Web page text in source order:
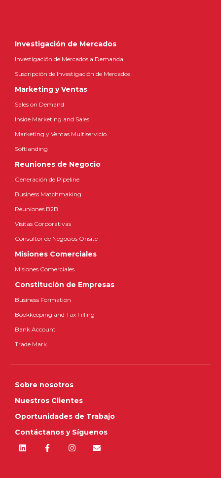
Investigación de Mercados
Investigación de Mercados a Demanda
Suscripción de Investigación de Mercados
Marketing y Ventas
Sales on Demand
Inside Marketing and Sales
Marketing y Ventas Multiservicio
Softlanding
Reuniones de Negocio
Generación de Pipeline
Business Matchmaking
Reuniones B2B
Visitas Corporativas
Consultor de Negocios Onsite
Misiones Comerciales
Misiones Comerciales
Constitución de Empresas
Business Formation
Bookkeeping and Tax Filling
Bank Account
Trade Mark
Sobre nosotros
Nuestros Clientes
Oportunidades de Trabajo
Contáctanos y Síguenos